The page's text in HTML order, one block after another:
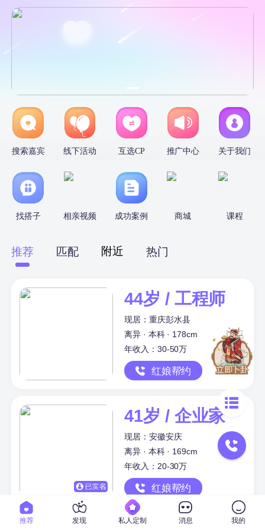
搜索嘉宾 线下活动 互选CP 推广中心 关于我们
找搭子 相亲视频 成功案例 商城 课程
推荐 匹配 附近 热门
44岁 / 工程师
现居：重庆彭水县
离异 · 本科 · 178cm
年收入：30-50万
红娘帮约
41岁 / 企业家
现居：安徽安庆
离异 · 本科 · 169cm
年收入：20-30万
红娘帮约
推荐 发现 私人定制 消息 我的